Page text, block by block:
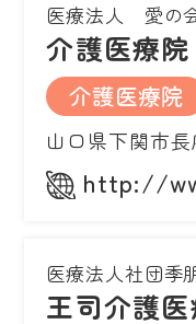
医療法人 愛の
介護医療
介護医療院
山口県下関市
http://
医療法人社団季
王司介護